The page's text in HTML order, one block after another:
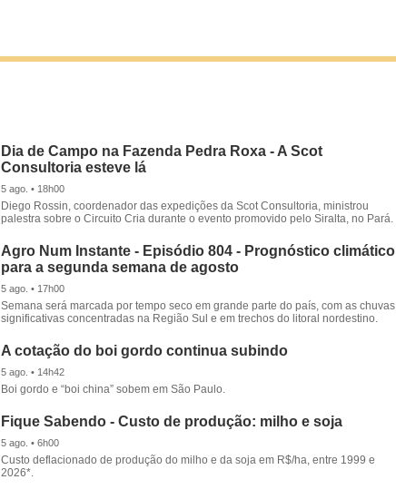
Dia de Campo na Fazenda Pedra Roxa - A Scot
Consultoria esteve lá
5 ago. • 18h00
Diego Rossin, coordenador das expedições da Scot Consultoria, ministrou
palestra sobre o Circuito Cria durante o evento promovido pelo Siralta, no Pará.
Agro Num Instante - Episódio 804 - Prognóstico climático
para a segunda semana de agosto
5 ago. • 17h00
Semana será marcada por tempo seco em grande parte do país, com as chuvas
significativas concentradas na Região Sul e em trechos do litoral nordestino.
A cotação do boi gordo continua subindo
5 ago. • 14h42
Boi gordo e “boi china” sobem em São Paulo.
Fique Sabendo - Custo de produção: milho e soja
5 ago. • 6h00
Custo deflacionado de produção do milho e da soja em R$/ha, entre 1999 e
2026*.